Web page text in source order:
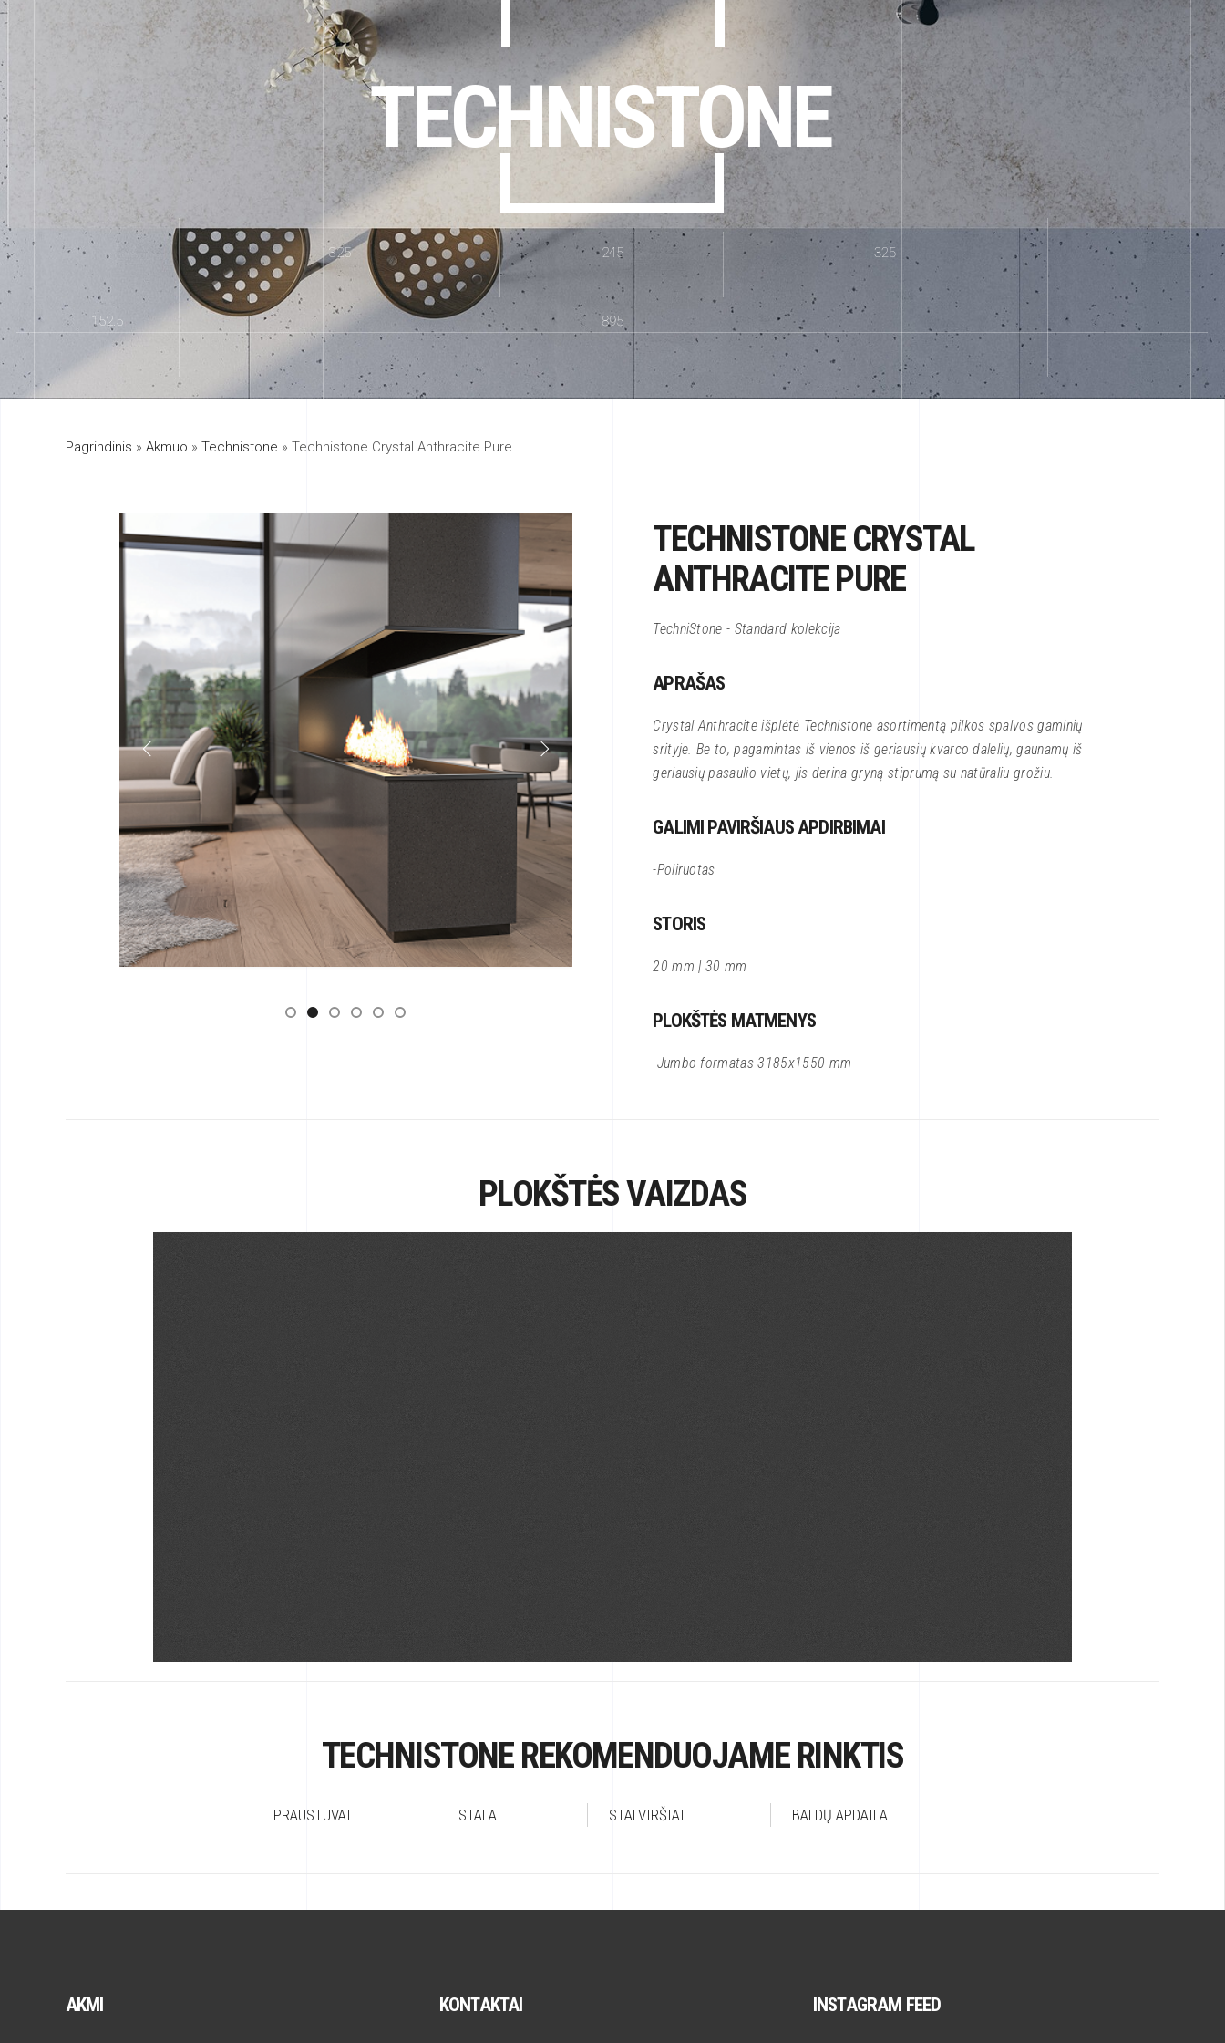
TECHNISTONE
245 325
325
895
152.5
Pagrindinis » Akmuo » Technistone » Technistone Crystal Anthracite Pure
TECHNISTONE CRYSTAL
ANTHRACITE PURE
TechniStone - Standard kolekcija
APRAŠAS
Crystal Anthracite išplėtė Technistone asortimentą pilkos spalvos gaminių
srityje. Be to, pagamintas iš vienos iš geriausių kvarco dalelių, gaunamų iš
geriausių pasaulio vietų, jis derina gryną stiprumą su natūraliu grožiu.
GALIMI PAVIRŠIAUS APDIRBIMAI
-Poliruotas
STORIS
20 mm | 30 mm
PLOKŠTĖS MATMENYS
-Jumbo formatas 3185x1550 mm
PLOKŠTĖS VAIZDAS
TECHNISTONE REKOMENDUOJAME RINKTIS
PRAUSTUVAI STALAI STALVIRŠIAI BALDŲ APDAILA
AKMI KONTAKTAI INSTAGRAM FEED